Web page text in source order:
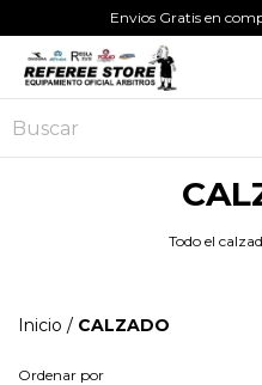
Envios Gratis en
Todo el
Inicio / CALZADO
Ordenar por